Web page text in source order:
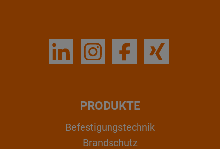
PRODUKTE
Befestigungstechnik
Brandschutz